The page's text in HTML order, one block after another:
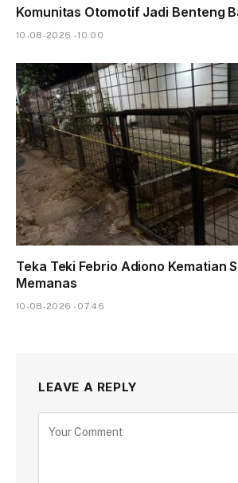
Komunitas Otomotif Jadi Benteng
10-08-2026 - 10.00
Teka Teki Febrio Adiono Kematian
Memanas
10-08-2026 - 07.46
LEAVE A REPLY